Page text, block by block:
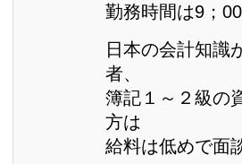
勤務時間は9；
日本の会計知識
者、
簿記１～２級の
方は
給料は低めで面